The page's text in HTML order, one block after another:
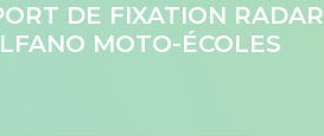
DE FIXATION RADAR
MOTO-ÉCOLES